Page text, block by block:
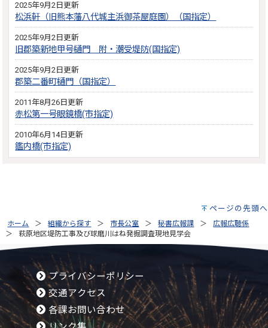
2025年9月2日更新
松浜軒（旧熊本藩八代城主浜御茶屋庭園）（国指定）
2025年9月2日更新
旧郡築新地甲号樋門 附・潮受堤防(国指定)
2025年9月2日更新
郡築二番町樋門（国指定）
2011年8月26日更新
赤松第一号眼鏡橋(市指定)
2010年6月14日更新
鑑内橋(市指定)
ページの先頭へ
ホーム 組織から探す 市長公室 秘書広報課
広報広聴係
萩原地区堤防工事及び球磨川はね発掘調査現地見学会
プライバシーポリシー
交通アクセス
各課お問い合わせ